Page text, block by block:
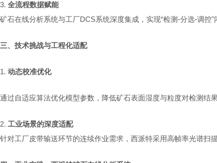
3. 全流程数据赋能
矿石在线分析系统与工厂DCS系统深度集成，实现“检测-分选-调
三、技术挑战与工程化适配
1. 动态校准优化
通过自适应算法优化模型参数，降低矿石表面湿度与粒度对检测结
2. 工业场景的深度适配
针对工厂皮带输送环节的连续作业需求，西派特采用高帧率光谱